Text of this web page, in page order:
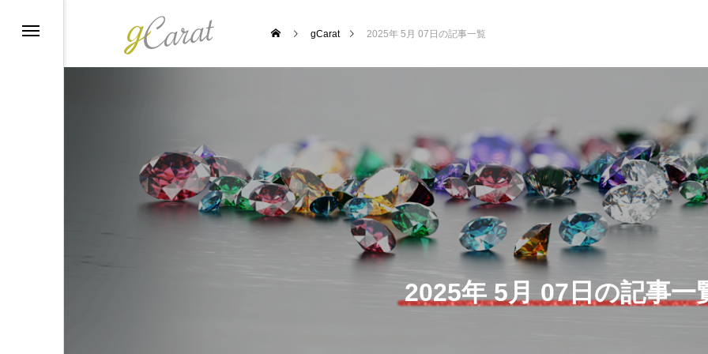
gCarat 2025年 5月 07日の記事一覧
2025年 5月 07日の記事一